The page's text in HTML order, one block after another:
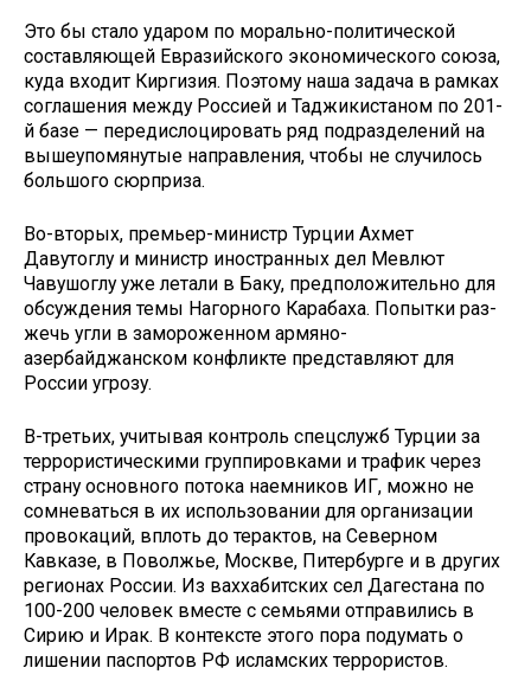
Это бы стало ударом по мораль­но-политической
составляющей Евразийского экономического со­юза,
куда входит Киргизия. Поэтому наша задача в рамках
соглашения между Россией и Таджикистаном по 201-
й базе — передислоцировать ряд подразделений на
вышеупомянутые направления, чтобы не случилось
большого сюрприза.
Во-вторых, премьер-министр Турции Ахмет
Давутоглу и министр иностранных дел Мевлют
Чавушоглу уже летали в Баку, предпо­ложительно для
обсуждения темы Нагорного Карабаха. Попытки раз­
жечь угли в замороженном армяно-
азербайджанском конфликте пред­ставляют для
России угрозу.
В-третьих, учитывая контроль спецслужб Турции за
террористиче­скими группировками и трафик че­рез
страну основного потока наем­ников ИГ, можно не
сомневаться в их использовании для организации
провокаций, вплоть до терактов, на Северном
Кавказе, в Поволжье, Москве, Питербурге и в других
ре­гионах России. Из ваххабитских сел Дагестана по
100-200 человек вме­сте с семьями отправились в
Си­рию и Ирак. В контексте этого пора подумать о
лишении паспортов РФ исламских террористов.